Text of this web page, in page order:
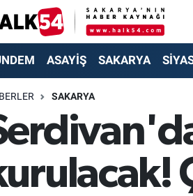
ASAYİŞ SAKARYA
SAKARYA
Nöbetçi Eczaneler
Trafik Yoğunluk Haritası
Durumu ve Fikstür